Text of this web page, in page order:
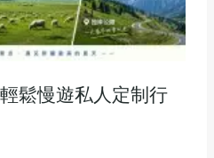
鬆慢遊私人定制行